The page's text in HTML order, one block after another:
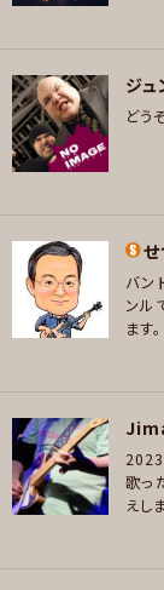
ソウル/R＆B , スカ/ロ
イ
HISHAMO/ブルーハ
大好物です！
好きなジャンル
ポップス , ロック , フ
ギター
好きなアーティスト
Alice In Chains、
Nuno、Pantera、
好きなジャンル
ロック , ハードロッ
ジュ
どう
ボーカル , ギター
好きなアーティスト
ポップス , ロック , ソ
プレイヤー参加予定
せ
バン
ンル
ます。
ベース
好きなアーティスト
キャンディダルファー、
2023
歌っ
えし